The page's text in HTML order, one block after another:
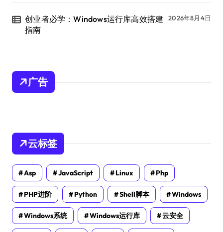
创业者必学：Windows运行库高效搭建
指南
2026年8月4日
广告
云标签
Asp JavaScript Linux Php
PHP进阶 Python Shell脚本 Windows
Windows系统 Windows运行库 云安全